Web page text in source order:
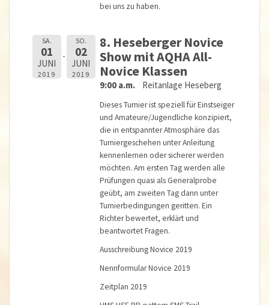
bei uns zu haben.
SA.
01
JUNI
2019
SO.
02
JUNI
2019
8. Heseberger Novice
Show mit AQHA All-
Novice Klassen
9:00 a.m. Reitanlage Heseberg
Dieses Turnier ist speziell für Einstseiger
und Amateure/Jugendliche konzipiert,
die in entspannter Atmosphäre das
Turniergeschehen unter Anleitung
kennenlernen oder sicherer werden
möchten. Am ersten Tag werden alle
Prüfungen quasi als Generalprobe
geübt, am zweiten Tag dann unter
Turnierbedingungen geritten. Ein
Richter bewertet, erklärt und
beantwortet Fragen.
Ausschreibung Novice 2019
Nennformular Novice 2019
Zeitplan 2019